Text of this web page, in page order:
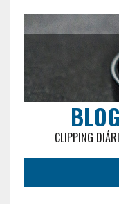
CLIPPING